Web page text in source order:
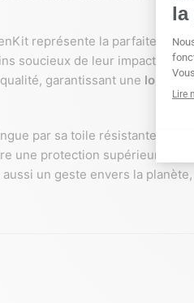
représente la parfaite
soucieux de leur impact
garantissant une
par sa toile résistante et
une protection supérieure
un geste envers la